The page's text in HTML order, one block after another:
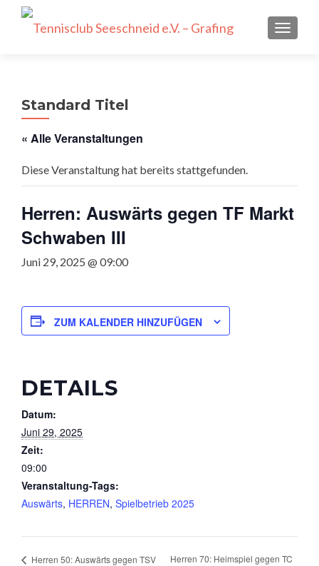
Standard Titel
« Alle Veranstaltungen
Diese Veranstaltung hat bereits stattgefunden.
Herren: Auswärts gegen TF Markt
Schwaben III
Juni 29, 2025 @ 09:00
ZUM KALENDER HINZUFÜGEN
DETAILS
Datum:
Juni 29, 2025
Zeit:
09:00
Veranstaltung-Tags:
Auswärts, HERREN, Spielbetrieb 2025
Herren 50: Auswärts gegen TSV
Herren 70: Heimspiel gegen TC